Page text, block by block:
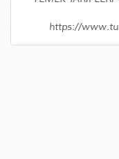
https://